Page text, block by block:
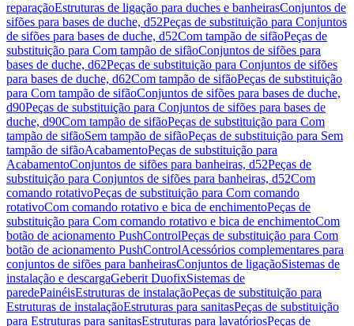
reparaçãoEstruturas de ligação para duches e banheirasConjuntos de
sifões para bases de duche, d52Peças de substituição para Conjuntos
de sifões para bases de duche, d52Com tampão de sifãoPeças de
substituição para Com tampão de sifãoConjuntos de sifões para
bases de duche, d62Peças de substituição para Conjuntos de sifões
para bases de duche, d62Com tampão de sifãoPeças de substituição
para Com tampão de sifãoConjuntos de sifões para bases de duche,
d90Peças de substituição para Conjuntos de sifões para bases de
duche, d90Com tampão de sifãoPeças de substituição para Com
tampão de sifãoSem tampão de sifãoPeças de substituição para Sem
tampão de sifãoAcabamentoPeças de substituição para
AcabamentoConjuntos de sifões para banheiras, d52Peças de
substituição para Conjuntos de sifões para banheiras, d52Com
comando rotativoPeças de substituição para Com comando
rotativoCom comando rotativo e bica de enchimentoPeças de
substituição para Com comando rotativo e bica de enchimentoCom
botão de acionamento PushControlPeças de substituição para Com
botão de acionamento PushControlAcessórios complementares para
conjuntos de sifões para banheirasConjuntos de ligaçãoSistemas de
instalação e descargaGeberit DuofixSistemas de
paredePainéisEstruturas de instalaçãoPeças de substituição para
Estruturas de instalaçãoEstruturas para sanitasPeças de substituição
para Estruturas para sanitasEstruturas para lavatóriosPeças de